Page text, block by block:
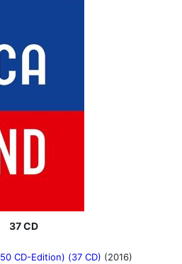
37 CD
CD-Edition) (37 CD) (2016)